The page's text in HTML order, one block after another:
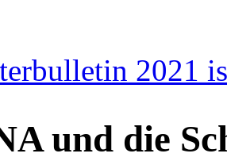
2021
und die